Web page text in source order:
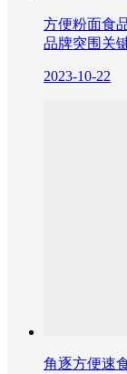
方便粉面食
品牌突围关
2023-10-22
角逐方便速